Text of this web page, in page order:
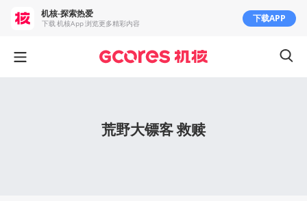
荒野大镖客 救赎
机核-探索热爱
下载 机核App 浏览更多精彩内容 下载APP